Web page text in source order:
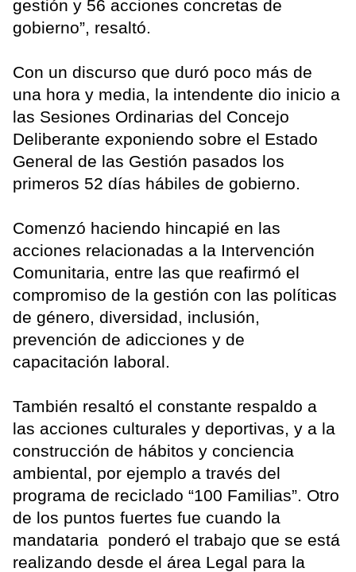
gestión y 56 acciones concretas de
gobierno”, resaltó.
Con un discurso que duró poco más de
una hora y media, la intendente dio inicio a
las Sesiones Ordinarias del Concejo
Deliberante exponiendo sobre el Estado
General de las Gestión pasados los
primeros 52 días hábiles de gobierno.
Comenzó haciendo hincapié en las
acciones relacionadas a la Intervención
Comunitaria, entre las que reafirmó el
compromiso de la gestión con las políticas
de género, diversidad, inclusión,
prevención de adicciones y de
capacitación laboral.
También resaltó el constante respaldo a
las acciones culturales y deportivas, y a la
construcción de hábitos y conciencia
ambiental, por ejemplo a través del
programa de reciclado “100 Familias”. Otro
de los puntos fuertes fue cuando la
mandataria ponderó el trabajo que se está
realizando desde el área Legal para la